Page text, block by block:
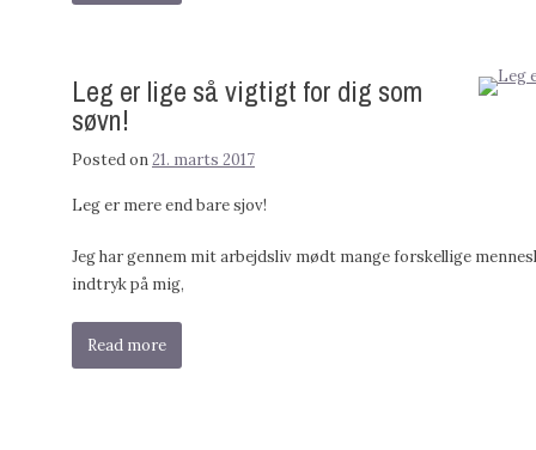
Leg er lige så vigtigt for dig som
søvn!
Posted on21. marts 2017
Leg er mere end bare sjov!
Jeg har gennem mit arbejdsliv mødt mange forskellige
indtryk på mig,
Read more